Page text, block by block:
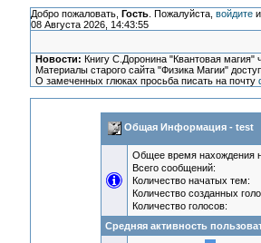
Добро пожаловать, Гость. Пожалуйста, войдите
08 Августа 2026, 14:43:55
Новости: Книгу С.Доронина "Квантовая магия"
Материалы старого сайта "Физика Магии"
О замеченных глюках просьба писать на почту
Общая Информация - test
Общее время нахождения
Всего сообщений:
Количество начатых тем:
Количество созданных
Количество голосов:
Средняя активность